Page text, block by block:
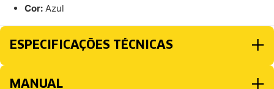
Cor: Azul
ESPECIFICAÇÕES TÉCNICAS
MANUAL